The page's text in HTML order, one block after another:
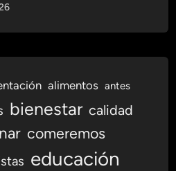
alimentos antes
bienestar calidad
comeremos
educación